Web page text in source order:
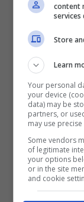
Iscrivendoti a
in Bonus
content
services
Store
Learn
Your personal
your device
data) may be
partners, or
may use
Some vendors
of legitimate
your options
or in the site
and cookie